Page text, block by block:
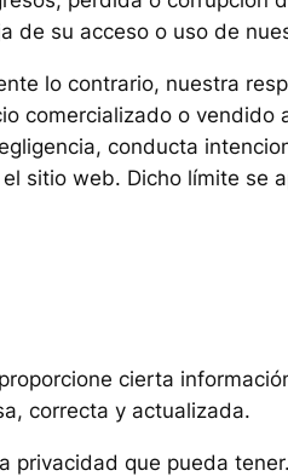
de su acceso o uso de
lo contrario, nuestra
comercializado o
conducta
sitio web. Dicho límite se
cierta
correcta y actualizada.
que pueda